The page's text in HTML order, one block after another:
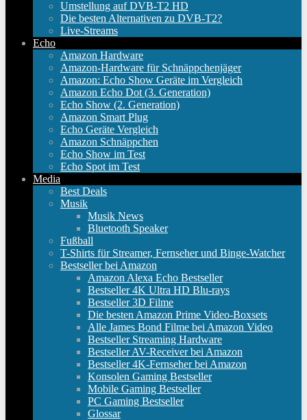
Umstellung auf DVB-T2 HD
Die besten Alternativen zu DVB-T2?
Live-Streams
Echo
Amazon Hardware
Amazon-Hardware für Schnäppchenjäger
Amazon: Echo Show Geräte im Vergleich
Amazon Echo Dot (3. Generation)
Echo Show (2. Generation)
Amazon Smart Plug
Echo Geräte Vergleich
Amazon Schnäppchen
Echo Show im Test
Echo Spot im Test
Media
Best Deals
Musik
Musik News
Bluetooth Speaker
Fußball
T-Shirts für Streamer, Fernseher und Binge-Watcher
Bestseller bei Amazon
Amazon Alexa Echo Bestseller
Bestseller 4K Ultra HD Blu-rays
Bestseller 3D Filme
Die besten Amazon Prime Video-Boxsets
Alle James Bond Filme bei Amazon Video
Bestseller Streaming Hardware
Bestseller AV-Receiver bei Amazon
Bestseller 4K-Fernseher bei Amazon
Konsolen Gaming Bestseller
Mobile Gaming Bestseller
PC Gaming Bestseller
Glossar